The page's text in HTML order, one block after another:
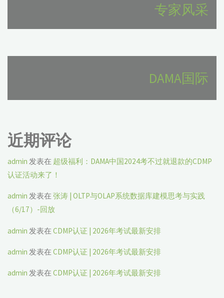
专家风采
DAMA国际
近期评论
admin 发表在 超级福利：DAMA中国2024考不过就退款的CDMP
认证活动来了！
admin 发表在张涛 | OLTP与OLAP系统数据库建模思考与实践
（6/17）-回放
admin 发表在CDMP认证 | 2026年考试最新安排
admin 发表在CDMP认证 | 2026年考试最新安排
admin 发表在CDMP认证 | 2026年考试最新安排